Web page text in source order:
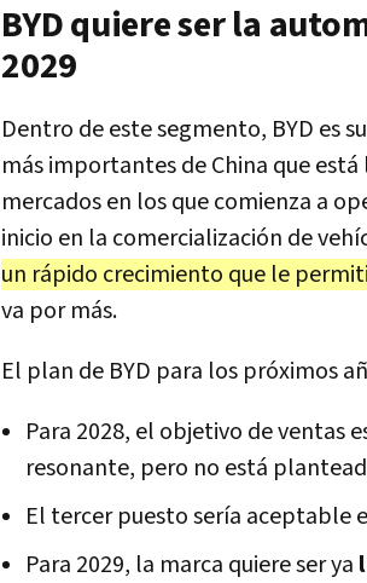
BYD quiere ser la
2029
Dentro de este segmento, BYD es
más importantes de China que
mercados en los que comienza a
inicio en la comercialización de
un rápido crecimiento que le
va por más.
El plan de BYD para los próximos
Para 2028, el objetivo de ventas
resonante, pero no está
El tercer puesto sería aceptable
Para 2029, la marca quiere ser ya